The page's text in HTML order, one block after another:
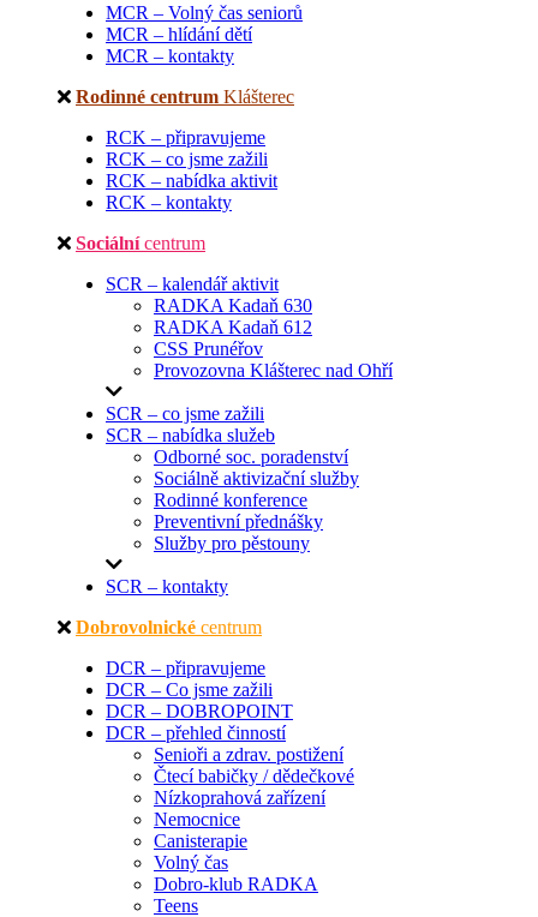
MCR – Volný čas seniorů
MCR – hlídání dětí
MCR – kontakty
Rodinné centrum Klášterec
RCK – připravujeme
RCK – co jsme zažili
RCK – nabídka aktivit
RCK – kontakty
Sociální centrum
SCR – kalendář aktivit
RADKA Kadaň 630
RADKA Kadaň 612
CSS Prunéřov
Provozovna Klášterec nad Ohří
SCR – co jsme zažili
SCR – nabídka služeb
Odborné soc. poradenství
Sociálně aktivizační služby
Rodinné konference
Preventivní přednášky
Služby pro pěstouny
SCR – kontakty
Dobrovolnické centrum
DCR – připravujeme
DCR – Co jsme zažili
DCR – DOBROPOINT
DCR – přehled činností
Senioři a zdrav. postižení
Čtecí babičky / dědečkové
Nízkoprahová zařízení
Nemocnice
Canisterapie
Volný čas
Dobro-klub RADKA
Teens